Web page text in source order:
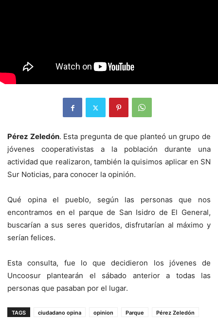
Pérez Zeledón. Esta pregunta de que planteó un grupo de
jóvenes cooperativistas a la población durante una
actividad que realizaron, también la quisimos aplicar en SN
Sur Noticias, para conocer la opinión.
Qué opina el pueblo, según las personas que nos
encontramos en el parque de San Isidro de El General,
buscarían a sus seres queridos, disfrutarían al máximo y
serían felices.
Esta consulta, fue lo que decidieron los jóvenes de
Uncoosur plantearán el sábado anterior a todas las
personas que pasaban por el lugar.
TAGS ciudadano opina opinion Parque
Pérez Zeledón